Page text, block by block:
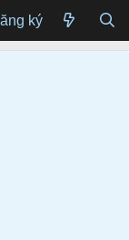
ký